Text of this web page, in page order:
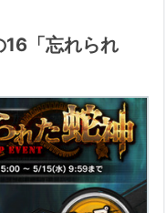
16「忘れられ